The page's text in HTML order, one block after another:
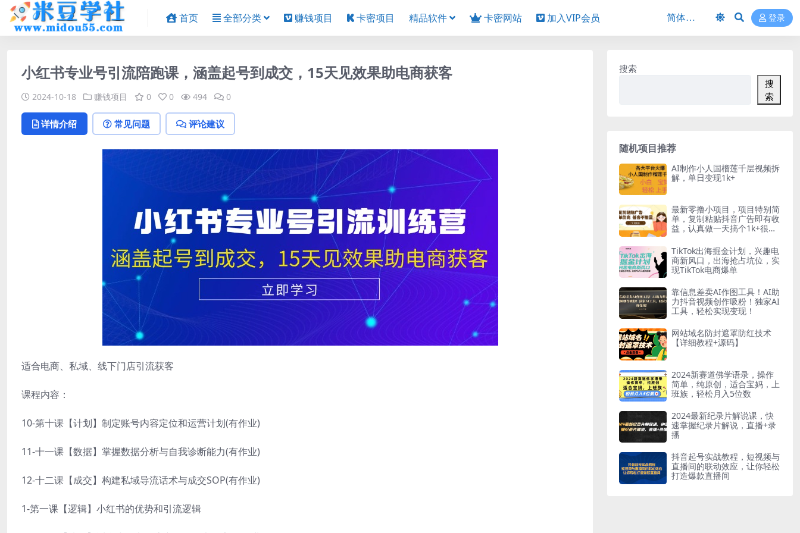
首页 全部分类 赚钱项目 卡密项目 精品软件 卡密网站 加入VIP会员 登录
小红书专业号引流陪跑课，涵盖起号到成交，15天见效果助电商获客
2024-10-18 赚钱项目 0 0 494 0
详情介绍 常见问题 评论建议
适合电商、私域、线下门店引流获客
课程内容：
10-第十课【计划】制定账号内容定位和运营计划(有作业)
11-十一课【数据】掌握数据分析与自我诊断能力(有作业)
12-十二课【成交】构建私域导流话术与成交SOP(有作业)
1-第一课【逻辑】小红书的优势和引流逻辑
搜索
搜
索
随机项目推荐
AI制作小人国榴莲千层视频拆
解，单日变现1k+
最新零撸小项目，项目特别简
单，复制粘贴抖音广告即有收
益，认真做一天搞个1k+很轻
TikTok出海掘金计划，兴趣电
商新风口，出海抢占坑位，实
现TikTok电商爆单
靠信息差卖AI作图工具！AI助
力抖音视频创作吸粉！独家AI
工具，轻松实现变现！
网站域名防封遮罩防红技术
【详细教程+源码】
2024新赛道佛学语录，操作
简单，纯原创，适合宝妈，上
班族，轻松月入5位数
2024最新纪录片解说课，快
速掌握纪录片解说，直播+录
播
抖音起号实战教程，短视频与
直播间的联动效应，让你轻松
打造爆款直播间